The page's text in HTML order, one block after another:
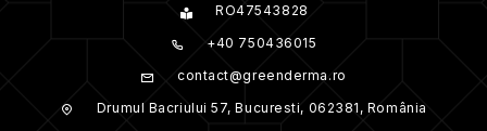
RO47543828
+40 750436015
contact@greenderma.ro
Drumul Bacriului 57, Bucuresti, 062381, România